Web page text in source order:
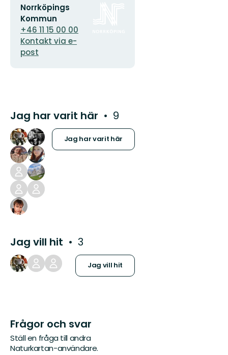
E-
postadress
Norrköpings
Kommun
+46 11 15 00 00
Kontakt via e-
post
Jag har varit här 9
Jag har varit här
Jag vill hit 3
Jag vill hit
Frågor och svar
Ställ en fråga till andra
Naturkartan-användare.